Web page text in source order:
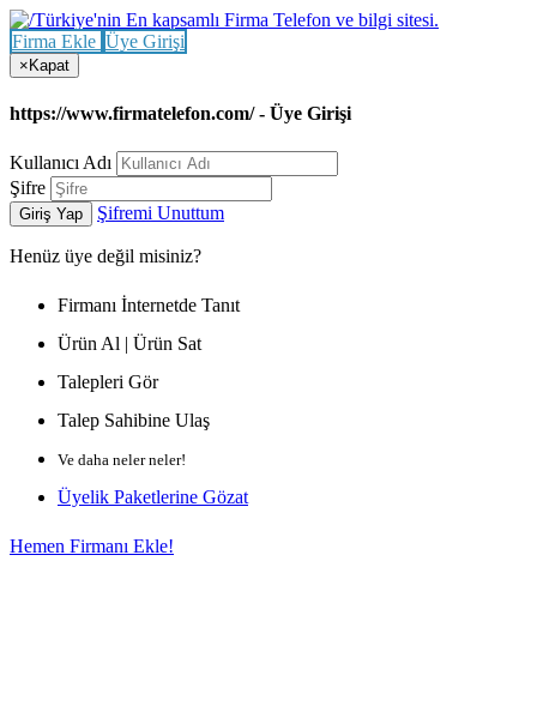
Firma Ekle Üye Girişi
× Kapat
https://www.firmatelefon.com/ - Üye Girişi
Kullanıcı Adı
Şifre
Giriş Yap Şifremi Unuttum
Henüz üye değil misiniz?
Firmanı İnternetde Tanıt
Ürün Al | Ürün Sat
Talepleri Gör
Talep Sahibine Ulaş
Ve daha neler neler!
Üyelik Paketlerine Gözat
Hemen Firmanı Ekle!